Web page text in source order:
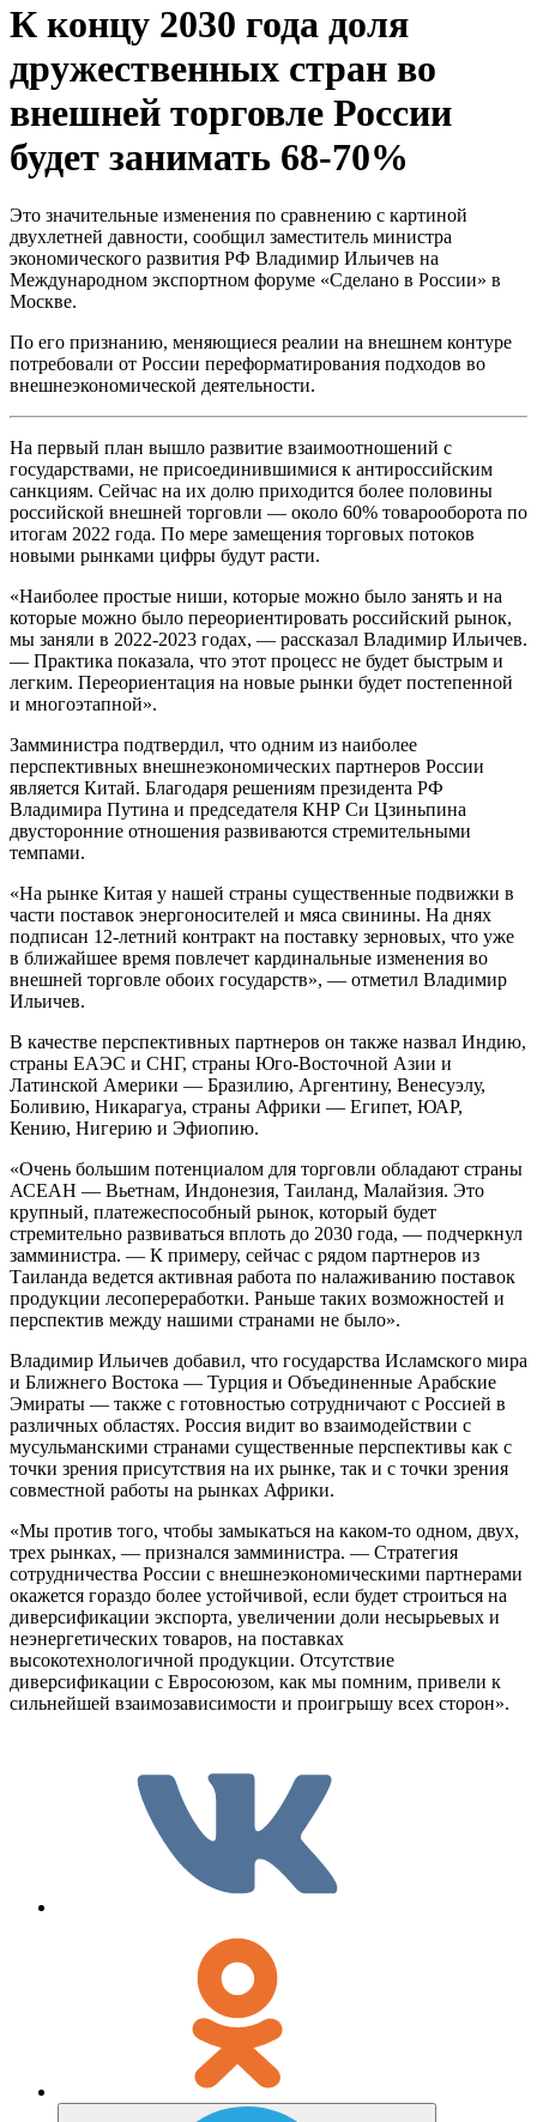
К концу 2030 года доля
дружественных стран во
внешней торговле России
будет занимать 68-70%
Это значительные изменения по сравнению с картиной
двухлетней давности, сообщил заместитель министра
экономического развития РФ Владимир Ильичев на
Международном экспортном форуме «Сделано в России» в
Москве.
По его признанию, меняющиеся реалии на внешнем контуре
потребовали от России переформатирования подходов во
внешнеэкономической деятельности.
На первый план вышло развитие взаимоотношений с
государствами, не присоединившимися к антироссийским
санкциям. Сейчас на их долю приходится более половины
российской внешней торговли — около 60% товарооборота по
итогам 2022 года. По мере замещения торговых потоков
новыми рынками цифры будут расти.
«Наиболее простые ниши, которые можно было занять и на
которые можно было переориентировать российский рынок,
мы заняли в 2022-2023 годах, — рассказал Владимир Ильичев.
— Практика показала, что этот процесс не будет быстрым и
легким. Переориентация на новые рынки будет постепенной
и многоэтапной».
Замминистра подтвердил, что одним из наиболее
перспективных внешнеэкономических партнеров России
является Китай. Благодаря решениям президента РФ
Владимира Путина и председателя КНР Си Цзиньпина
двусторонние отношения развиваются стремительными
темпами.
«На рынке Китая у нашей страны существенные подвижки в
части поставок энергоносителей и мяса свинины. На днях
подписан 12-летний контракт на поставку зерновых, что уже
в ближайшее время повлечет кардинальные изменения во
внешней торговле обоих государств», — отметил Владимир
Ильичев.
В качестве перспективных партнеров он также назвал Индию,
страны ЕАЭС и СНГ, страны Юго-Восточной Азии и
Латинской Америки — Бразилию, Аргентину, Венесуэлу,
Боливию, Никарагуа, страны Африки — Египет, ЮАР,
Кению, Нигерию и Эфиопию.
«Очень большим потенциалом для торговли обладают страны
АСЕАН — Вьетнам, Индонезия, Таиланд, Малайзия. Это
крупный, платежеспособный рынок, который будет
стремительно развиваться вплоть до 2030 года, — подчеркнул
замминистра. — К примеру, сейчас с рядом партнеров из
Таиланда ведется активная работа по налаживанию поставок
продукции лесопереработки. Раньше таких возможностей и
перспектив между нашими странами не было».
Владимир Ильичев добавил, что государства Исламского мира
и Ближнего Востока — Турция и Объединенные Арабские
Эмираты — также с готовностью сотрудничают с Россией в
различных областях. Россия видит во взаимодействии с
мусульманскими странами существенные перспективы как с
точки зрения присутствия на их рынке, так и с точки зрения
совместной работы на рынках Африки.
«Мы против того, чтобы замыкаться на каком-то одном, двух,
трех рынках, — признался замминистра. — Стратегия
сотрудничества России с внешнеэкономическими партнерами
окажется гораздо более устойчивой, если будет строиться на
диверсификации экспорта, увеличении доли несырьевых и
неэнергетических товаров, на поставках
высокотехнологичной продукции. Отсутствие
диверсификации с Евросоюзом, как мы помним, привели к
сильнейшей взаимозависимости и проигрышу всех сторон».